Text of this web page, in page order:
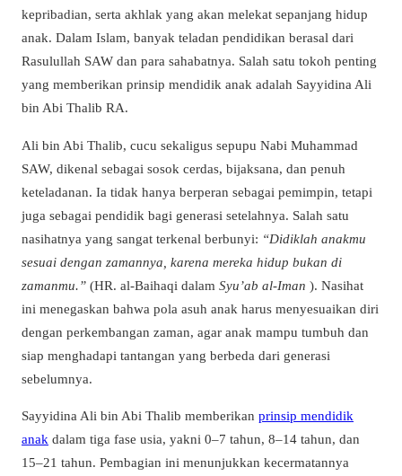
kepribadian, serta akhlak yang akan melekat sepanjang hidup
anak. Dalam Islam, banyak teladan pendidikan berasal dari
Rasulullah SAW dan para sahabatnya. Salah satu tokoh penting
yang memberikan prinsip mendidik anak adalah Sayyidina Ali
bin Abi Thalib RA.
Ali bin Abi Thalib, cucu sekaligus sepupu Nabi Muhammad
SAW, dikenal sebagai sosok cerdas, bijaksana, dan penuh
keteladanan. Ia tidak hanya berperan sebagai pemimpin, tetapi
juga sebagai pendidik bagi generasi setelahnya. Salah satu
nasihatnya yang sangat terkenal berbunyi: “Didiklah anakmu
sesuai dengan zamannya, karena mereka hidup bukan di
zamanmu.” (HR. al-Baihaqi dalam Syu’ab al-Iman ). Nasihat
ini menegaskan bahwa pola asuh anak harus menyesuaikan diri
dengan perkembangan zaman, agar anak mampu tumbuh dan
siap menghadapi tantangan yang berbeda dari generasi
sebelumnya.
Sayyidina Ali bin Abi Thalib memberikan prinsip mendidik
anak dalam tiga fase usia, yakni 0–7 tahun, 8–14 tahun, dan
15–21 tahun. Pembagian ini menunjukkan kecermatannya